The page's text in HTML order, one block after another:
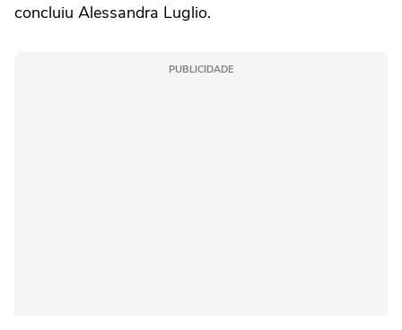
concluiu Alessandra Luglio.
PUBLICIDADE